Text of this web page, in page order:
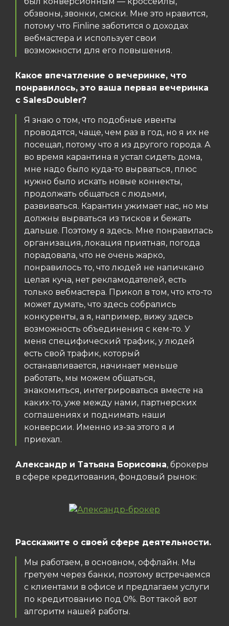
обзвоны, звонки, смски. Мне это нравится,
потому что Finline заботится о доходах
вебмастера и использует свои
возможности для его повышения.
Какое впечатление о вечеринке, что
понравилось, это ваша первая вечеринка
с SalesDoubler?
Я знаю о том, что подобные ивенты
проводятся, чаще, чем раз в год, но я их не
посещал, потому что я из другого города. А
во время карантина я устал сидеть дома,
мне надо было куда-то вырваться, плюс
нужно было искать новые коннекты,
продолжать общаться с людьми,
развиваться. Карантин ужимает нас, но мы
должны вырваться из тисков и бежать
дальше. Поэтому я здесь. Мне понравилась
организация, локация приятная, погода
порадовала, что не очень жарко,
понравилось то, что людей не напичкано
целая куча, нет рекламодателей, есть
только вебмастера. Прикол в том, что кто-то
может думать, что здесь собрались
конкуренты, а я, например, вижу здесь
возможность объединения с кем-то. У
меня специфический трафик, у людей
есть свой трафик, который
останавливается, начинает меньше
работать, мы можем общаться,
знакомиться, интегрироваться вместе на
каких-то, уже между нами, партнерских
соглашениях и поднимать наши
конверсии. Именно из-за этого я и
приехал.
Александр и Татьяна Борисовна, брокеры
в сфере кредитования, фондовый рынок:
Расскажите о своей сфере деятельности.
Мы работаем, в основном, оффлайн. Мы
гретуем через банки, поэтому встречаемся
с клиентами в офисе и предлагаем услуги
по кредитованию под 0%. Вот такой вот
алгоритм нашей работы.